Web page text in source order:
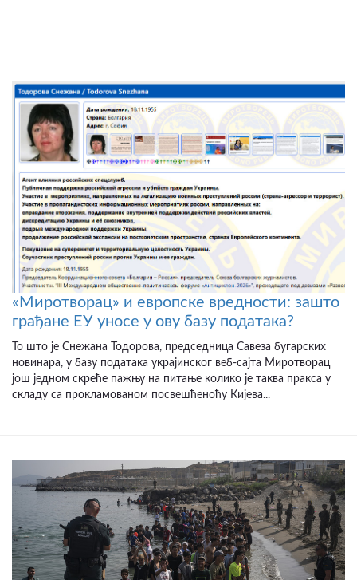
«Миротворац» и европске вредности: зашто
грађане ЕУ уносе у ову базу података?
То што је Снежана Тодорова, председница Савеза бугарских
новинара, у базу података украјинског веб-сајта Миротворац
још једном скреће пажњу на питање колико је таква пракса у
складу са прокламованом посвешћеноћу Кијева...